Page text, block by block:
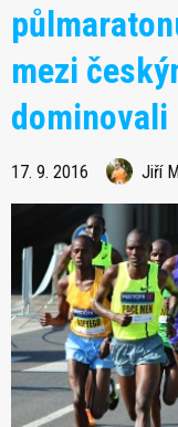
mezi
dominovali
17. 9. 2016 Jiří